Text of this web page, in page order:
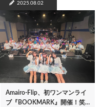
2025.08.02
Amairo-Flip、初ワンマンライ
ブ『BOOKMARK』開催！笑…